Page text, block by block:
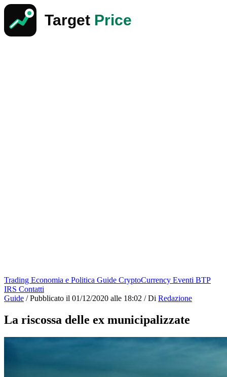
Trading Economia e Politica Guide CryptoCurrency Eventi BTP
IRS Contatti
Guide / Pubblicato il 01/12/2020 alle 18:02 / Di Redazione
La riscossa delle ex municipalizzate